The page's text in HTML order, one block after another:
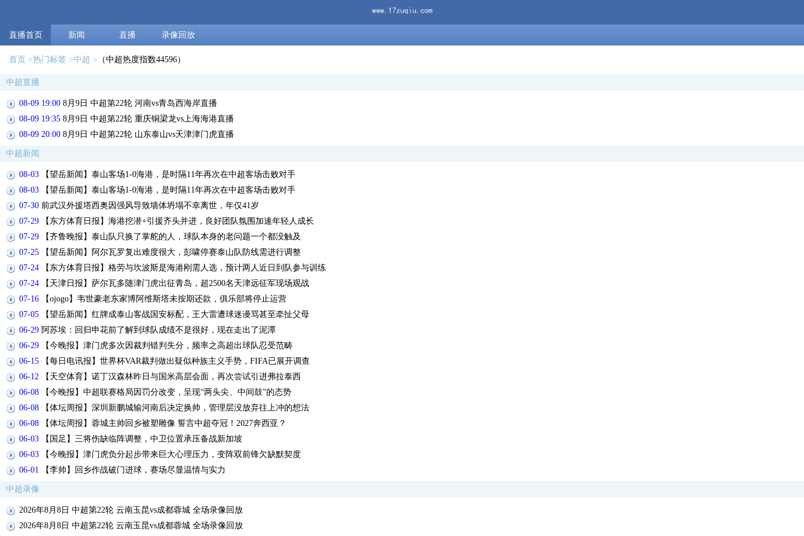
直播首页 新闻 直播 录像回放
首页 热门标签 中超 （中超热度指数44596）
中超直播
08-09 19:00 8月9日 中超第22轮 河南vs青岛西海岸直播
08-09 19:35 8月9日 中超第22轮 重庆铜梁龙vs上海海港直播
08-09 20:00 8月9日 中超第22轮 山东泰山vs天津津门虎直播
中超新闻
08-03 【望岳新闻】泰山客场1-0海港，是时隔11年再次在中超客场击败对手
08-03 【望岳新闻】泰山客场1-0海港，是时隔11年再次在中超客场击败对手
07-30 前武汉外援塔西奥因强风导致墙体坍塌不幸离世，年仅41岁
07-29 【东方体育日报】海港挖潜+引援齐头并进，良好团队氛围加速年轻人成长
07-29 【齐鲁晚报】泰山队只换了掌舵的人，球队本身的老问题一个都没触及
07-25 【望岳新闻】阿尔瓦罗复出难度很大，彭啸停赛泰山队防线需进行调整
07-24 【东方体育日报】格劳与坎波斯是海港刚需人选，预计两人近日到队参与训练
07-24 【天津日报】萨尔瓦多随津门虎出征青岛，超2500名天津远征军现场观战
07-16 【ojogo】韦世豪老东家博阿维斯塔未按期还款，俱乐部将停止运营
07-05 【望岳新闻】红牌成泰山客战国安标配，王大雷遭球迷谩骂甚至牵扯父母
06-29 阿苏埃：回归申花前了解到球队成绩不是很好，现在走出了泥潭
06-29 【今晚报】津门虎多次因裁判错判失分，频率之高超出球队忍受范畴
06-15 【每日电讯报】世界杯VAR裁判做出疑似种族主义手势，FIFA已展开调查
06-12 【天空体育】诺丁汉森林昨日与国米高层会面，再次尝试引进弗拉泰西
06-08 【今晚报】中超联赛格局因罚分改变，呈现“两头尖、中间鼓”的态势
06-08 【体坛周报】深圳新鹏城输河南后决定换帅，管理层没放弃往上冲的想法
06-08 【体坛周报】蓉城主帅回乡被塑雕像 誓言中超夺冠！2027奔西亚？
06-03 【国足】三将伤缺临阵调整，中卫位置承压备战新加坡
06-03 【今晚报】津门虎负分起步带来巨大心理压力，变阵双前锋欠缺默契度
06-01
【李帅】回乡作战破门进球，赛场尽显温情与实力
中超录像
2026年8月8日 中超第22轮 云南玉昆vs成都蓉城 全场录像回放
2026年8月8日 中超第22轮 云南玉昆vs成都蓉城 全场录像回放